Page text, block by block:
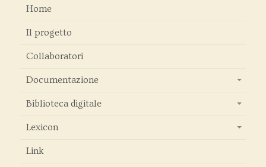
Home
Il progetto
Collaboratori
Documentazione
Biblioteca digitale
Lexicon
Link